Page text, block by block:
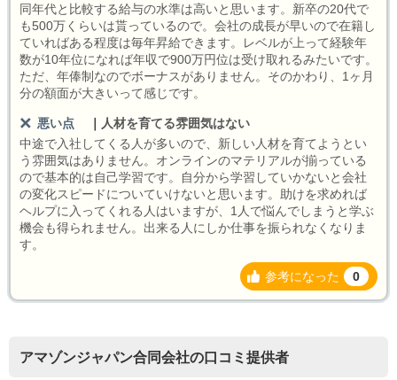
同年代と比較する給与の水準は高いと思います。新卒の20代で
も500万くらいは貰っているので。会社の成長が早いので在籍し
ていればある程度は毎年昇給できます。レベルが上って経験年
数が10年位になれば年収で900万円位は受け取れるみたいです。
ただ、年俸制なのでボーナスがありません。そのかわり、1ヶ月
分の額面が大きいって感じです。
悪い点
人材を育てる雰囲気はない
中途で入社してくる人が多いので、新しい人材を育てようとい
う雰囲気はありません。オンラインのマテリアルが揃っている
ので基本的は自己学習です。自分から学習していかないと会社
の変化スピードについていけないと思います。助けを求めれば
ヘルプに入ってくれる人はいますが、1人で悩んでしまうと学ぶ
機会も得られません。出来る人にしか仕事を振られなくなりま
す。
参考になった 0
アマゾンジャパン合同会社の口コミ提供者